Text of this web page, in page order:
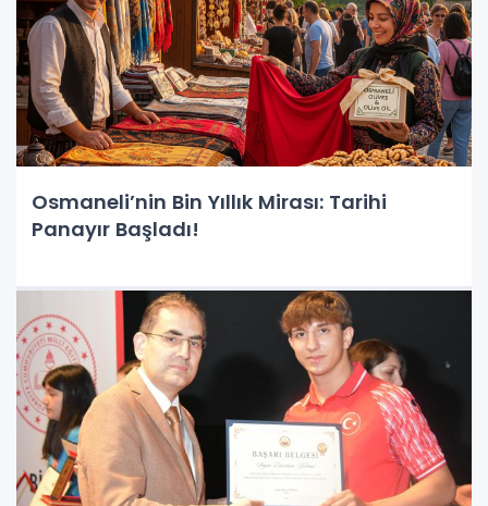
Osmaneli’nin Bin Yıllık Mirası: Tarihi
Panayır Başladı!